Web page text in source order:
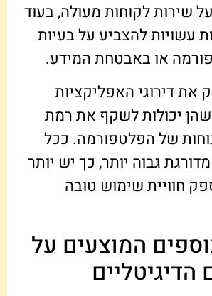
שירות לקוחות מעולה, בעוד
עשויות להצביע על בעיות
או באבטחת המידע.
את דירוגי האפליקציות
שהן יכולות לשקף את רמת
של הפלטפורמה. ככל
גבוה יותר, כך יש יותר
חוויית שימוש טובה
המוצעים על
הדיגיטליים